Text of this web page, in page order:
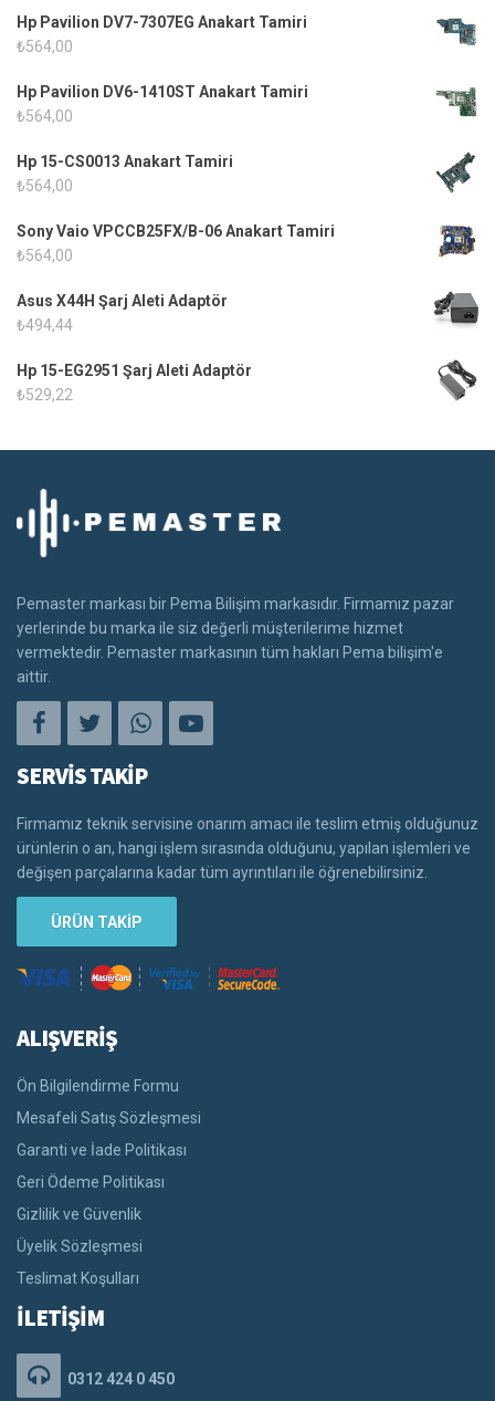
Hp Pavilion DV7-7307EG Anakart Tamiri
₺564,00
Hp Pavilion DV6-1410ST Anakart Tamiri
₺564,00
Hp 15-CS0013 Anakart Tamiri
₺564,00
Sony Vaio VPCCB25FX/B-06 Anakart Tamiri
₺564,00
Asus X44H Şarj Aleti Adaptör
₺494,44
Hp 15-EG2951 Şarj Aleti Adaptör
₺529,22
Pemaster markası bir Pema Bilişim markasıdır. Firmamız pazar
yerlerinde bu marka ile siz değerli müşterilerime hizmet
vermektedir. Pemaster markasının tüm hakları Pema bilişim'e
aittir.
SERVİS TAKİP
Firmamız teknik servisine onarım amacı ile teslim etmiş olduğunuz
ürünlerin o an, hangi işlem sırasında olduğunu, yapılan işlemleri ve
değişen parçalarına kadar tüm ayrıntıları ile öğrenebilirsiniz.
ÜRÜN TAKİP
ALIŞVERİŞ
Ön Bilgilendirme Formu
Mesafeli Satış Sözleşmesi
Garanti ve İade Politikası
Geri Ödeme Politikası
Gizlilik ve Güvenlik
Üyelik Sözleşmesi
Teslimat Koşulları
İLETİŞİM
0312 424 0 450